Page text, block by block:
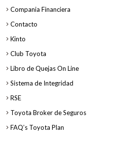
Compania Financiera
Contacto
Kinto
Club Toyota
Libro de Quejas On Line
Sistema de Integridad
RSE
Toyota Broker de Seguros
FAQ’s Toyota Plan